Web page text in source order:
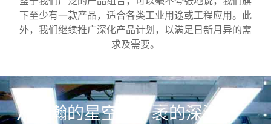
下至少有一款产品，适合各类工业用途或工程应用。此
外，我们继续推广深化产品计划，以满足日新月异的需
求及需要。
从浩瀚的星空到广袤的深海，